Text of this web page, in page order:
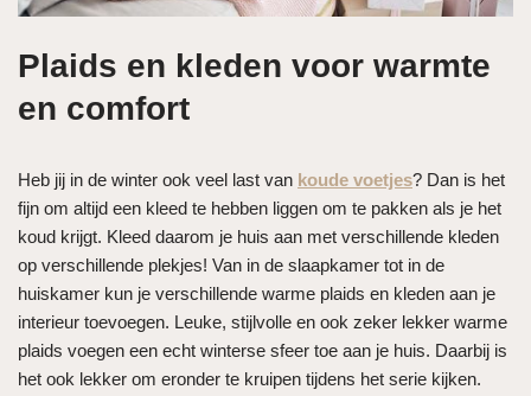
Plaids en kleden voor warmte
en comfort
Heb jij in de winter ook veel last van koude voetjes? Dan is het
fijn om altijd een kleed te hebben liggen om te pakken als je het
koud krijgt. Kleed daarom je huis aan met verschillende kleden
op verschillende plekjes! Van in de slaapkamer tot in de
huiskamer kun je verschillende warme plaids en kleden aan je
interieur toevoegen. Leuke, stijlvolle en ook zeker lekker warme
plaids voegen een echt winterse sfeer toe aan je huis. Daarbij is
het ook lekker om eronder te kruipen tijdens het serie kijken.